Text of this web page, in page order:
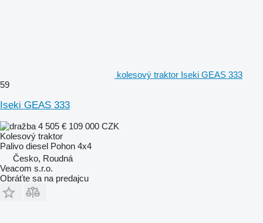
kolesový traktor Iseki GEAS 333
59
Iseki GEAS 333
4 505 € 109 000 CZK
Kolesový traktor
Palivo diesel Pohon 4x4
Česko, Roudná
Veacom s.r.o.
Obráťte sa na predajcu